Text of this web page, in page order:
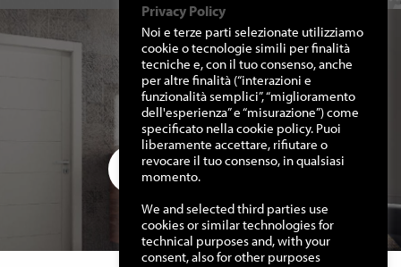
RICHIEDI I NOSTRI
CATALOGHI
CLICCA QUI
Privacy Policy
Noi e terze parti selezionate utilizziamo
cookie o tecnologie simili per finalità
tecniche e, con il tuo consenso, anche
per altre finalità (“interazioni e
funzionalità semplici”, “miglioramento
dell'esperienza” e “misurazione”) come
specificato nella cookie policy. Puoi
liberamente accettare, rifiutare o
revocare il tuo consenso, in qualsiasi
momento.
We and selected third parties use
cookies or similar technologies for
technical purposes and, with your
consent, also for other purposes